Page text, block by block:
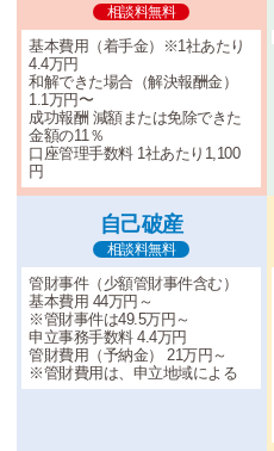
相談料無料
基本費用（着手金）※1社あたり
4.4万円
和解できた場合（解決報酬金）
1.1万円〜
成功報酬 減額または免除できた
金額の11％
口座管理手数料 1社あたり1,100
円
自己破産
相談料無料
管財事件（少額管財事件含む）
基本費用 44万円～
※管財事件は49.5万円～
申立事務手数料 4.4万円
管財費用（予納金） 21万円～
※管財費用は、申立地域による